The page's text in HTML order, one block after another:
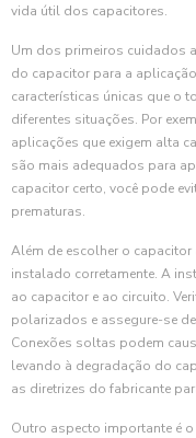
vida útil dos capacitores.
Um dos primeiros cuidados
do capacitor para a
características únicas que o
diferentes situações. Por
aplicações que exigem alta
são mais adequados para
capacitor certo, você pode
prematuras.
Além de escolher o capacitor
instalado corretamente. A
ao capacitor e ao circuito.
polarizados e assegure-se
Conexões soltas podem
levando à degradação do
as diretrizes do fabricante
Outro aspecto importante é